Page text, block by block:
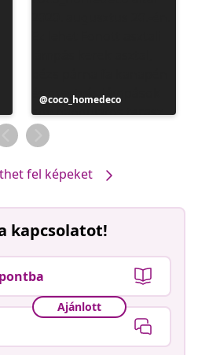
Bejegyzés
közzétevője
coco_homedeco
fel képeket
kapcsolatot!
Ajánlott